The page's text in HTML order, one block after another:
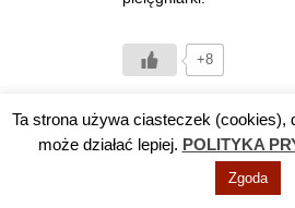
+8
3 marca 2020 at 05:13
Ta strona używa ciasteczek (cookies),
może działać lepiej. POLITYKA
Zgoda